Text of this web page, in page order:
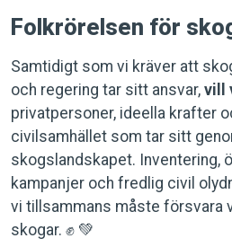
Folkrörelsen för
Samtidigt som vi kräver att
och regering tar sitt ansvar, vill
privatpersoner, ideella krafter
civilsamhället som tar sitt
skogslandskapet. Inventering,
kampanjer och fredlig civil
vi tillsammans måste försvara
skogar. ✊ 💚